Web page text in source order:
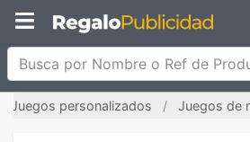
Busca por Nombre o Ref de
Juegos personalizados Juegos de